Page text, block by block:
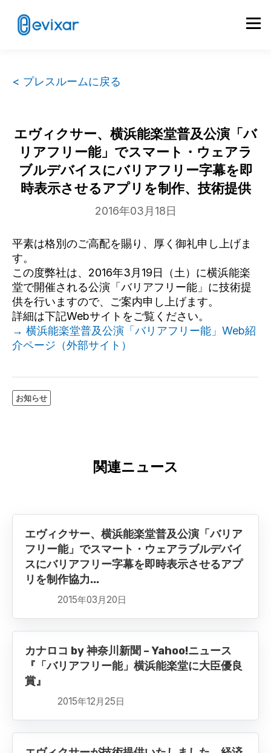
< プレスルームに戻る
エヴィクサー、横浜能楽堂普及公演「バ
リアフリー能」でスマート・ウェアラ
ブルデバイスにバリアフリー字幕を即
時表示させるアプリを制作、技術提供
2016年03月18日
平素は格別のご高配を賜り、厚く御礼申し上げま
す。
この度弊社は、2016年3月19日（土）に横浜能楽
堂で開催される公演「バリアフリー能」に技術提
供を行いますので、ご案内申し上げます。
詳細は下記Webサイトをご覧ください。
→ 横浜能楽堂普及公演「バリアフリー能」Web紹
介ページ（外部サイト）
お知らせ
関連ニュース
エヴィクサー、横浜能楽堂普及公演「バリア
フリー能」でスマート・ウェアラブルデバイ
スにバリアフリー字幕を即時表示させるアプ
リを制作協力...
2015年03月20日
カナロコ by 神奈川新聞 – Yahoo!ニュース
『「バリアフリー能」横浜能楽堂に大臣優良
賞』
2015年12月25日